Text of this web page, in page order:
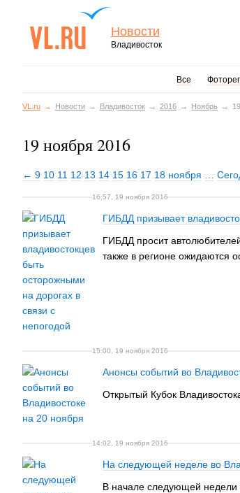
Новости
Владивосток
Все
VL.ru Новости Владивосток 2016 Ноябрь 19
19 ноября 2016
← 9 10 11 12 13 14 15 16 17 18 ноября
16:57, 19 ноября 2016
ГИБДД призывает
ГИБДД просит
также в регионе ожидаются
15:00, 19 ноября 2016
Анонсы событий во
Открытый Кубок
14:02, 19 ноября 2016
На следующей неделе во
В начале следующей недели